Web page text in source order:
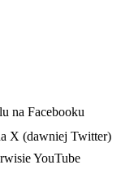
na Facebooku
X (dawniej Twitter)
YouTube